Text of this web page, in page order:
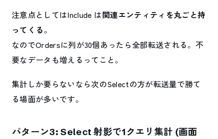
注意点としてはInclude は関連エンティティを丸ごと持
ってくる。
なのでOrdersに列が30個あったら全部転送される。不
要なデータも増えるってこと。
集計しか要らないなら次のSelectの方が転送量で勝て
る場面が多いです。
パターン3: Select 射影で1クエリ集計 (画面